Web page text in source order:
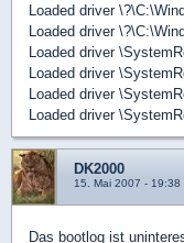
Loaded driver
Loaded driver
Loaded driver
Loaded driver
Loaded driver
Loaded driver
DK2000
15. Mai 2007 - 19:38
Das bootlog ist